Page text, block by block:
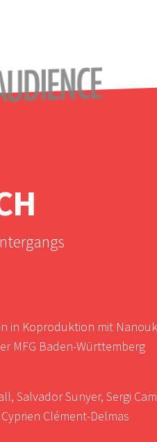
in Koproduktion mit
MFG Baden-Württemberg
Salvador Sunyer, Sergi
Clément-Delmas